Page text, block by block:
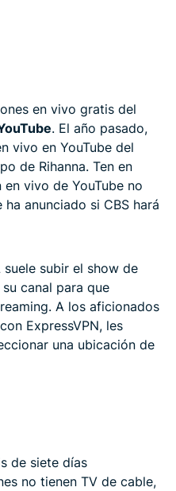
en vivo gratis del
. El año pasado,
vivo en YouTube del
de Rihanna. Ten en
vivo de YouTube no
anunciado si CBS hará
suele subir el show de
canal para que
A los aficionados
ExpressVPN, les
una ubicación de
de siete días
no tienen TV de cable,